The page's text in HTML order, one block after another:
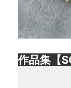
作品集【